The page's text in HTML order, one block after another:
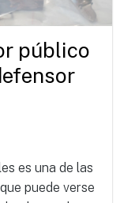
público
es una de las
puede verse